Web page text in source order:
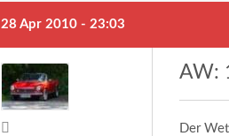
28 Apr 2010 - 23:03
AW:
Der